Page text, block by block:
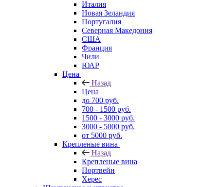
Италия
Новая Зеландия
Португалия
Северная Македония
США
Франция
Чили
ЮАР
Цена
Назад
Цена
до 700 руб.
700 - 1500 руб.
1500 - 3000 руб.
3000 - 5000 руб.
от 5000 руб.
Крепленые вина
Назад
Крепленые вина
Портвейн
Херес